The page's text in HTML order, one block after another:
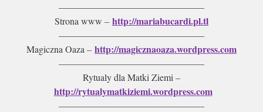
———————————————–
Strona www – http://mariabucardi.pl.tl
———————————————–
Magiczna Oaza – http://magicznaoaza.wordpress.com
———————————————–
Rytualy dla Matki Ziemi –
http://rytualymatkiziemi.wordpress.com
———————————————–